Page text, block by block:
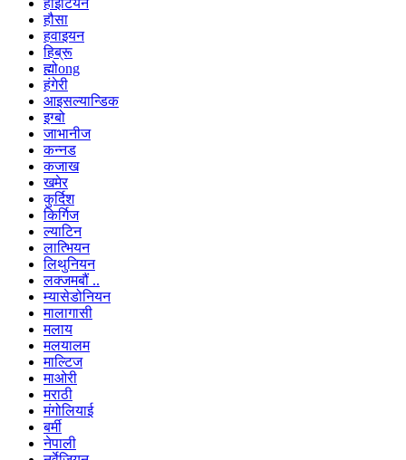
हौसा
हवाइयन
हिब्रू
ह्मोong
हंगेरी
आइसल्यान्डिक
इग्बो
जाभानीज
कन्नड
कजाख
खमेर
कुर्दिश
किर्गिज
ल्याटिन
लात्भियन
लिथुनियन
लक्जमबौं ..
म्यासेडोनियन
मालागासी
मलाय
मलयालम
माल्टिज
माओरी
मराठी
मंगोलियाई
बर्मी
नेपाली